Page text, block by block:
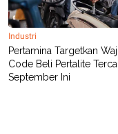
Industri
Pertamina Targetkan
Code Beli Pertalite
September Ini